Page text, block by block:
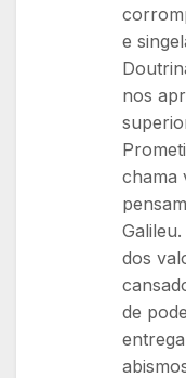
e
nos
chama
dos
de